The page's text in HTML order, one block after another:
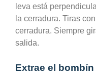
leva está
la cerradura. Tiras
cerradura. Siempre
salida.
Extrae el